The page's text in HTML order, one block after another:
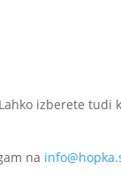
izberete tudi
na